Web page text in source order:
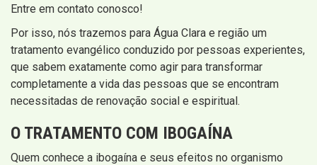
Entre em contato conosco!
Por isso, nós trazemos para Água Clara e região um
tratamento evangélico conduzido por pessoas experientes,
que sabem exatamente como agir para transformar
completamente a vida das pessoas que se encontram
necessitadas de renovação social e espiritual.
O TRATAMENTO COM IBOGAÍNA
Quem conhece a ibogaína e seus efeitos no organismo